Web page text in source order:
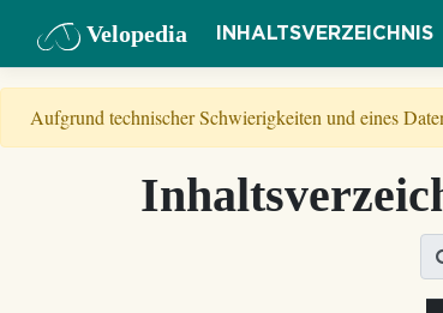
Velopedia INHALTSVERZEICHNIS
Aufgrund technischer Schwierigkeiten und eines